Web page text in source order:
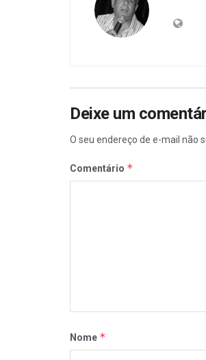
Deixe um
O seu endereço de e-mail não
Comentário *
Nome *